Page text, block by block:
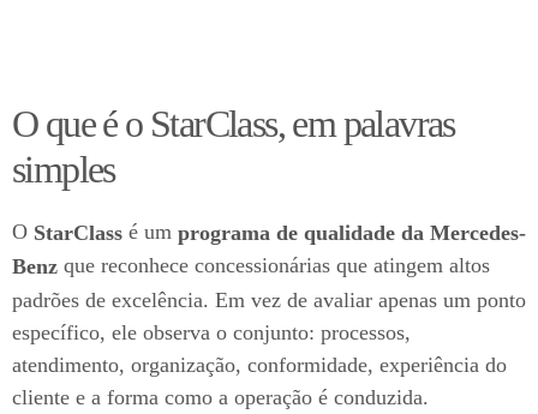
O que é o StarClass, em palavras
simples
O StarClass é um programa de qualidade da Mercedes-
Benz que reconhece concessionárias que atingem altos
padrões de excelência. Em vez de avaliar apenas um ponto
específico, ele observa o conjunto: processos,
atendimento, organização, conformidade, experiência do
cliente e a forma como a operação é conduzida.